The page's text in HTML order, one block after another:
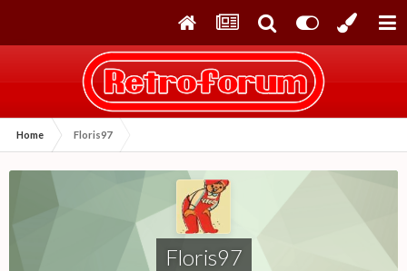
Home Floris97
Floris97